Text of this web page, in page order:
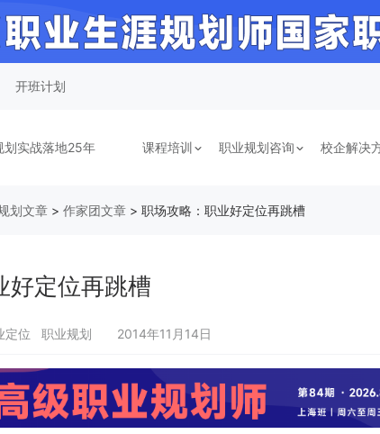
开班计划
划实战落地25年 课程培训 职业规划咨询 校企解决
划文章 > 作家团文章 > 职场攻略：职业好定位再跳槽
好定位再跳槽
定位 职业规划 2014年11月14日